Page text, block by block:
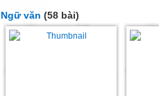
Ngữ văn (58 bài)